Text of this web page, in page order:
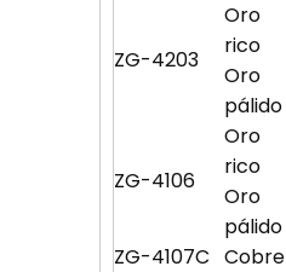
ZG-4203
Oro
rico
Oro
pálido
ZG-4106
Oro
rico
Oro
pálido
ZG-4107C Cobre